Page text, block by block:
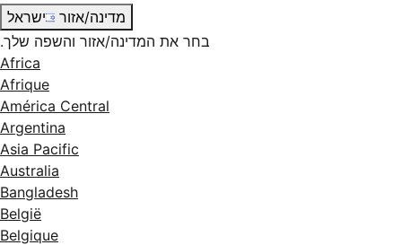
מדינה/אזור
ישראל
בחר את המדינה/אזור והשפה שלך.
Africa
Afrique
América Central
Argentina
Asia Pacific
Australia
Bangladesh
België
Belgique